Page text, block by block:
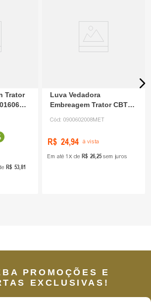
Trator
R$ 5381
Luva Vedadora
Embreagem Trator CBT
Cód: 0900602008MET
R$ 24,94 à vista
Em até 1 de R$ 2625 sem juros
PROMOÇÕES E
EXCLUSIVAS!